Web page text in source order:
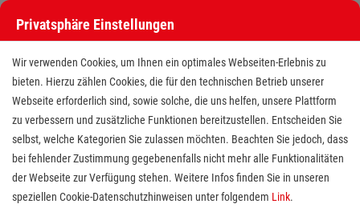
Pflegekraft (m/w/d) ohne
Privatsphäre Einstellungen
Wir verwenden Cookies, um Ihnen ein optimales Webseiten-Erlebnis zu
bieten. Hierzu zählen Cookies, die für den technischen Betrieb unserer
Webseite erforderlich sind, sowie solche, die uns helfen, unsere Plattform
zu verbessern und zusätzliche Funktionen bereitzustellen. Entscheiden Sie
selbst, welche Kategorien Sie zulassen möchten. Beachten Sie jedoch, dass
bei fehlender Zustimmung gegebenenfalls nicht mehr alle Funktionalitäten
der Webseite zur Verfügung stehen. Weitere Infos finden Sie in unseren
speziellen Cookie-Datenschutzhinweisen unter folgendem Link.